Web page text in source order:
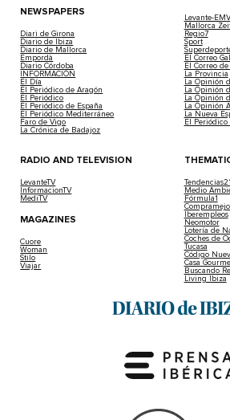
NEWSPAPERS
Diari de Girona
Diario de Ibiza
Diario de Mallorca
Empordà
Diario Córdoba
INFORMACIÓN
El Día
El Periódico de Aragón
El Periódico
El Periódico de España
El Periódico Mediterráneo
Faro de Vigo
La Crónica de Badajoz
Levante-EMV
Mallorca
Regio7
Sport
El Correo
El Correo
La Provincia
La Opinión
La Opinión
La Opinión
La Opinión
La Nueva
El
RADIO AND TELEVISION
LevanteTV
InformacionTV
MediTV
MAGAZINES
Cuore
Woman
Stilo
Viajar
Tendencias21
Medio
Fórmula1
Iberempleos
Neomotor
Lotería de
Coches de
Tucasa
Código
Casa
Buscando
Living Ibiza